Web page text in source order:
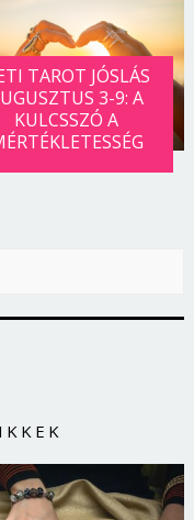
TAROT JÓSLÁS
3-9: A
KULCSSZÓ A